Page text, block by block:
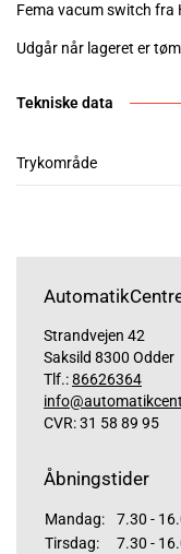
Fema vacum switch fra
Udgår når lageret er
Tekniske data
Trykområde
Strandvejen 42
Saksild 8300 Odder
Tlf.:86626364
CVR: 31 58 89 95
Åbningstider
Mandag:
7.30 -
Tirsdag:
7.30 -